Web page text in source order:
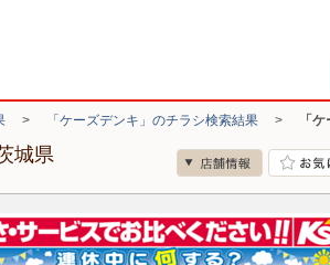
> 「ケーズデンキ」のチラシ検索結果 > 「
城県